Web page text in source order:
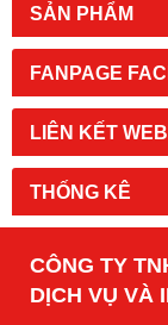
SẢN PHẨM
FANPAGE
LIÊN KẾT
THỐNG KÊ
CÔNG TY
DỊCH VỤ VÀ